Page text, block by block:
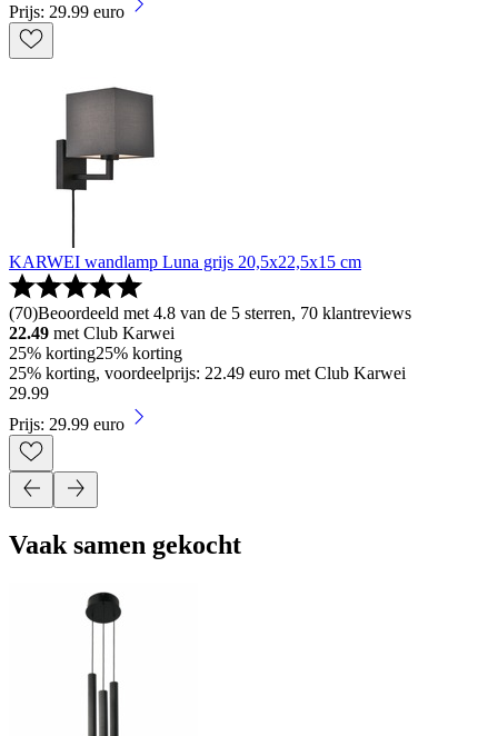
Prijs: 29.99 euro
KARWEI wandlamp Luna grijs 20,5x22,5x15 cm
(70)Beoordeeld met 4.8 van de 5 sterren, 70 klantreviews
22.49 met Club Karwei
25% korting25% korting
25% korting, voordeelprijs: 22.49 euro met Club Karwei
29.99
Prijs: 29.99 euro
Vaak samen gekocht